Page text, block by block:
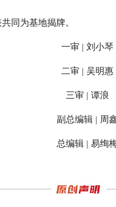
同为基地揭牌。
一审 | 刘小琴
二审 | 吴明惠
三审 | 谭浪
副总编辑 | 周
总编辑 | 易绚